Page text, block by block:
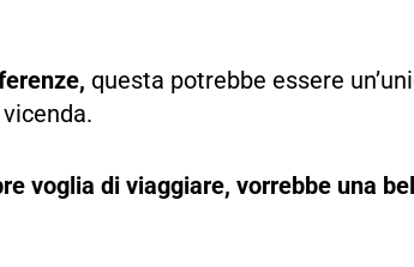
questa potrebbe essere
voglia di viaggiare, vorrebbe una